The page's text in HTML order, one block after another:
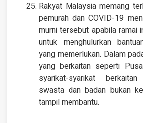
Rakyat Malaysia memang
pemurah dan COVID-19
murni tersebut apabila ramai
untuk menghulurkan
yang memerlukan. Dalam
yang berkaitan seperti
syarikat-syarikat
swasta dan badan bukan
tampil membantu.